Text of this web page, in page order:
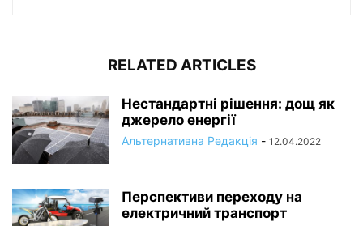
RELATED ARTICLES
Нестандартні рішення: дощ як
джерело енергії
Альтернативна Редакція - 12.04.2022
Перспективи переходу на
електричний транспорт